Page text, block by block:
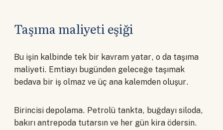
Taşıma maliyeti eşiği
Bu işin kalbinde tek bir kavram yatar, o da taşıma
maliyeti. Emtiayı bugünden geleceğe taşımak
bedava bir iş olmaz ve üç ana kalemden oluşur.
Birincisi depolama. Petrolü tankta, buğdayı siloda,
bakırı antrepoda tutarsın ve her gün kira ödersin.